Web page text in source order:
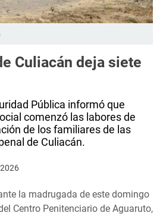
Culiacán deja siete
Pública informó que
comenzó las labores de
de los familiares de las
de Culiacán.
la madrugada de este domingo
Centro Penitenciario de Aguaruto,